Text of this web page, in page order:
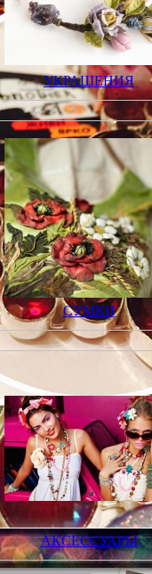
УКРАШЕНИЯ
СУМКИ
АКСЕССУАРЫ